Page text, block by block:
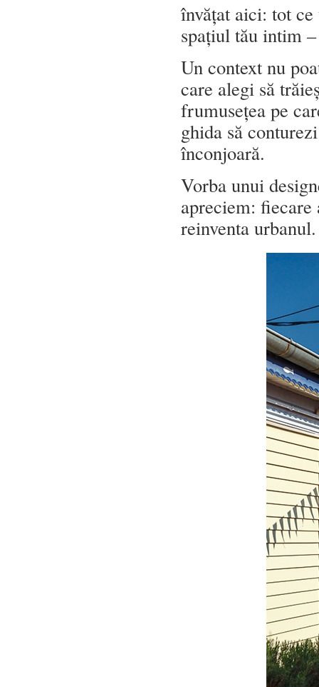
învățat aici: tot
spațiul tău intim
Un context nu
care alegi să
frumusețea pe
ghida să
înconjoară.
Vorba unui
apreciem: fiecare
reinventa urbanul.